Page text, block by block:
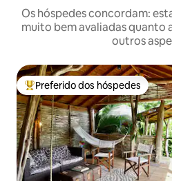
Os hóspedes concordam:
muito bem avaliadas quanto
outros
Entre os melhores preferidos dos
Preferido dos hóspedes